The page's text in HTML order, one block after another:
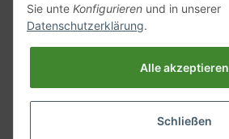
Versand mit
Sie unte Konfigurieren und in unserer
Datenschutzerklärung.
Alle akzeptieren
Schließen